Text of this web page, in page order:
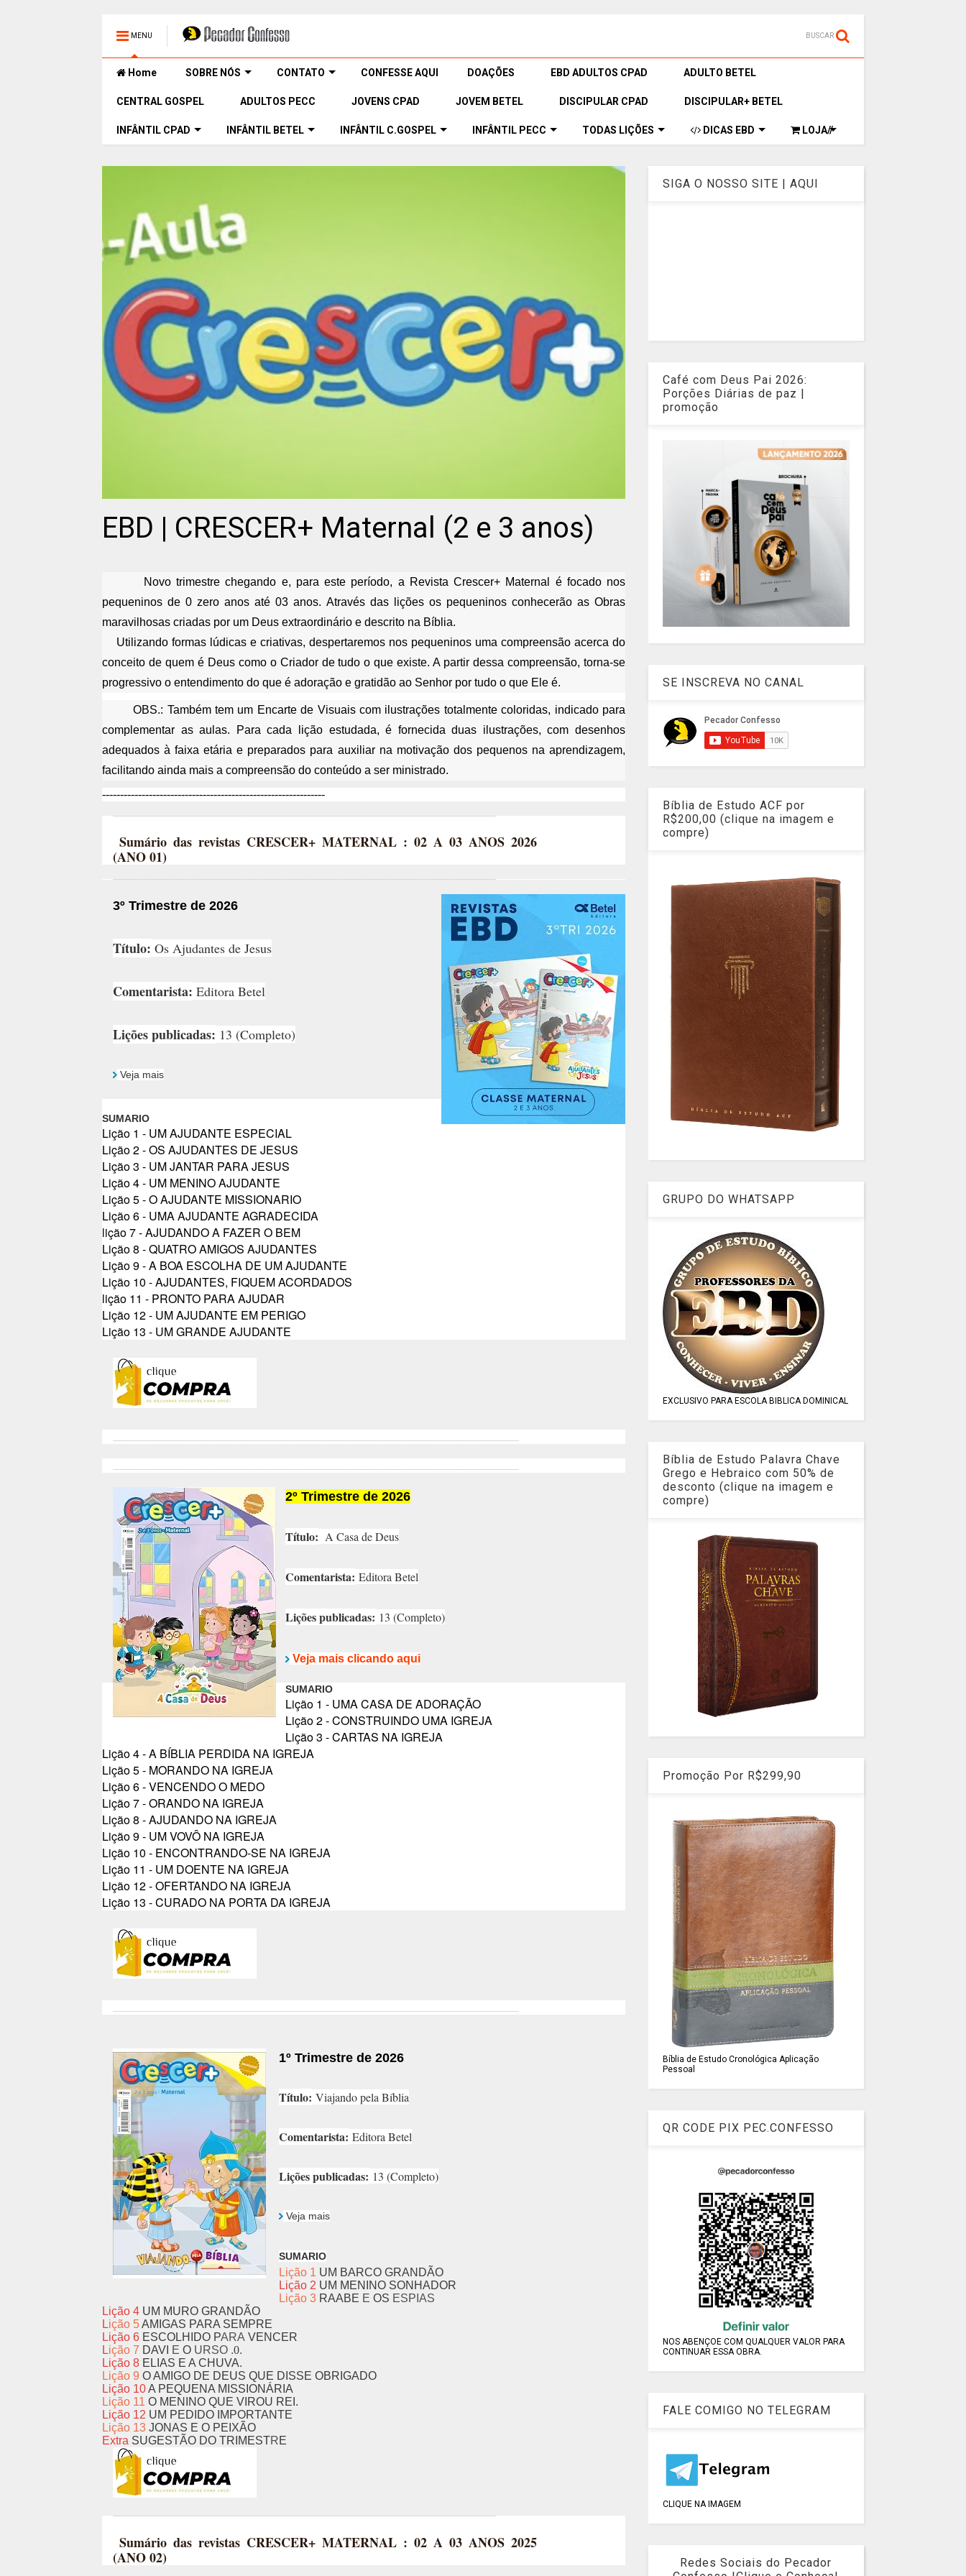
MENU BUSCAR
Home SOBRE NÓS CONTATO CONFESSE AQUI DOAÇÕES EBD ADULTOS CPAD ADULTO BETEL
CENTRAL GOSPEL ADULTOS PECC JOVENS CPAD JOVEM BETEL DISCIPULAR CPAD DISCIPULAR+ BETEL
INFÂNTIL CPAD INFÂNTIL BETEL INFÂNTIL C.GOSPEL INFÂNTIL PECC TODAS LIÇÕES DICAS EBD LOJA//
EBD | CRESCER+ Maternal (2 e 3 anos)
Novo trimestre chegando e, para este período, a Revista Crescer+ Maternal é focado nos
pequeninos de 0 zero anos até 03 anos. Através das lições os pequeninos conhecerão as Obras
maravilhosas criadas por um Deus extraordinário e descrito na Bíblia.
Utilizando formas lúdicas e criativas, despertaremos nos pequeninos uma compreensão acerca do
conceito de quem é Deus como o Criador de tudo o que existe. A partir dessa compreensão, torna-se
progressivo o entendimento do que é adoração e gratidão ao Senhor por tudo o que Ele é.
OBS.: Também tem um Encarte de Visuais com ilustrações totalmente coloridas, indicado para
complementar as aulas. Para cada lição estudada, é fornecida duas ilustrações, com desenhos
adequados à faixa etária e preparados para auxiliar na motivação dos pequenos na aprendizagem,
facilitando ainda mais a compreensão do conteúdo a ser ministrado.
--------------------------------------------------------------
Sumário das revistas CRESCER+ MATERNAL : 02 A 03 ANOS 2026
(ANO 01)
3º Trimestre de 2026
Título: Os Ajudantes de Jesus
Comentarista: Editora Betel
Lições publicadas: 13 (Completo)
Veja mais
SUMARIO
Lição 1 - UM AJUDANTE ESPECIAL
Lição 2 - OS AJUDANTES DE JESUS
Lição 3 - UM JANTAR PARA JESUS
Lição 4 - UM MENINO AJUDANTE
Lição 5 - O AJUDANTE MISSIONARIO
Lição 6 - UMA AJUDANTE AGRADECIDA
lição 7 - AJUDANDO A FAZER O BEM
Lição 8 - QUATRO AMIGOS AJUDANTES
Lição 9 - A BOA ESCOLHA DE UM AJUDANTE
Lição 10 - AJUDANTES, FIQUEM ACORDADOS
lição 11 - PRONTO PARA AJUDAR
Lição 12 - UM AJUDANTE EM PERIGO
Lição 13 - UM GRANDE AJUDANTE
2º Trimestre de 2026
Título: A Casa de Deus
Comentarista: Editora Betel
Lições publicadas: 13 (Completo)
Veja mais clicando aqui
SUMARIO
Lição 1 - UMA CASA DE ADORAÇÃO
Lição 2 - CONSTRUINDO UMA IGREJA
Lição 3 - CARTAS NA IGREJA
Lição 4 - A BÍBLIA PERDIDA NA IGREJA
Lição 5 - MORANDO NA IGREJA
Lição 6 - VENCENDO O MEDO
Lição 7 - ORANDO NA IGREJA
Lição 8 - AJUDANDO NA IGREJA
Lição 9 - UM VOVÔ NA IGREJA
Lição 10 - ENCONTRANDO-SE NA IGREJA
Lição 11 - UM DOENTE NA IGREJA
Lição 12 - OFERTANDO NA IGREJA
Lição 13 - CURADO NA PORTA DA IGREJA
1º Trimestre de 2026
Título: Viajando pela Bíblia
Comentarista: Editora Betel
Lições publicadas: 13 (Completo)
Veja mais
SUMARIO
Lição 1 UM BARCO GRANDÃO
Lição 2 UM MENINO SONHADOR
Lição 3 RAABE E OS ESPIAS
Lição 4 UM MURO GRANDÃO
Lição 5AMIGAS PARA SEMPRE
Lição 6 ESCOLHIDO PARA VENCER
Lição 7 DAVI E O URSO .0.
Lição 8 ELIAS E A CHUVA.
Lição 9 O AMIGO DE DEUS QUE DISSE OBRIGADO
Lição 10A PEQUENA MISSIONÁRI A
Lição 11 O MENINO QUE VIROU REI.
Lição 12 UM PEDIDO IMPORTANTE
Lição 13 JONAS E O PEIXÃO
Extra SUGESTÃO DO TRIMESTRE
Sumário das revistas CRESCER+ MATERNAL : 02 A 03 ANOS 2025
(ANO 02)
SIGA O NOSSO SITE | AQUI
Café com Deus Pai 2026:
Porções Diárias de paz |
promoção
SE INSCREVA NO CANAL
Bíblia de Estudo ACF por
R$200,00 (clique na imagem e
compre)
GRUPO DO WHATSAPP
EXCLUSIVO PARA ESCOLA BIBLICA DOMINICAL
Bíblia de Estudo Palavra Chave
Grego e Hebraico com 50% de
desconto (clique na imagem e
compre)
Promoção Por R$299,90
Bíblia de Estudo Cronológica Aplicação
Pessoal
QR CODE PIX PEC.CONFESSO
NOS ABENÇOE COM QUALQUER VALOR PARA
CONTINUAR ESSA OBRA.
FALE COMIGO NO TELEGRAM
CLIQUE NA IMAGEM
Redes Sociais do Pecador